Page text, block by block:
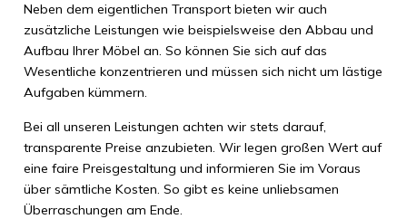
Neben dem eigentlichen Transport bieten wir auch
zusätzliche Leistungen wie beispielsweise den Abbau und
Aufbau Ihrer Möbel an. So können Sie sich auf das
Wesentliche konzentrieren und müssen sich nicht um lästige
Aufgaben kümmern.
Bei all unseren Leistungen achten wir stets darauf,
transparente Preise anzubieten. Wir legen großen Wert auf
eine faire Preisgestaltung und informieren Sie im Voraus
über sämtliche Kosten. So gibt es keine unliebsamen
Überraschungen am Ende.